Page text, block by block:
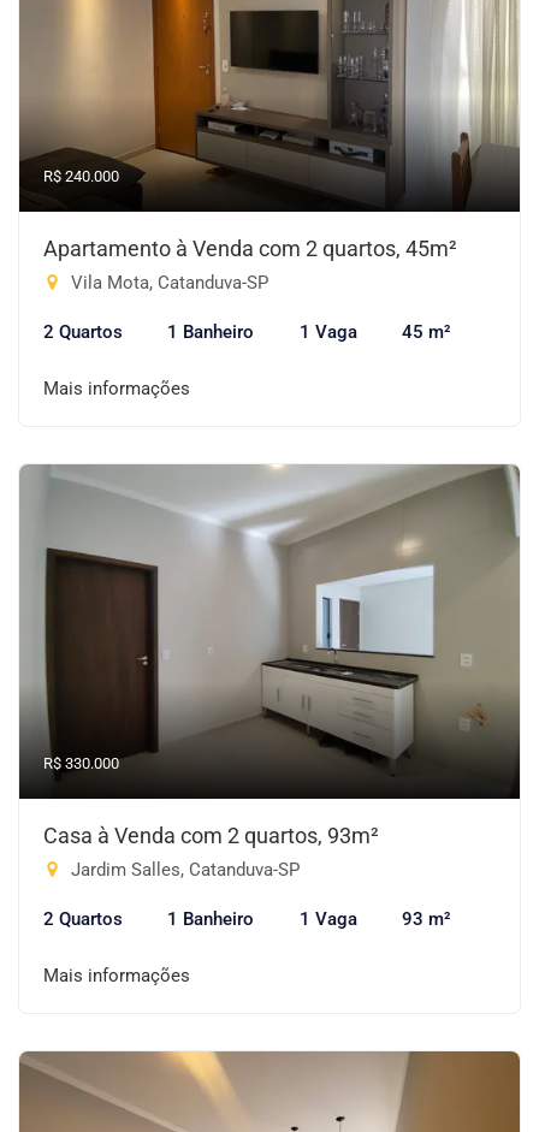
R$ 240.000
Apartamento à Venda com 2 quartos, 45m²
Vila Mota, Catanduva-SP
2 Quartos 1 Banheiro 1 Vaga 45 m²
Mais informações
R$ 330.000
Casa à Venda com 2 quartos, 93m²
Jardim Salles, Catanduva-SP
2 Quartos 1 Banheiro 1 Vaga 93 m²
Mais informações